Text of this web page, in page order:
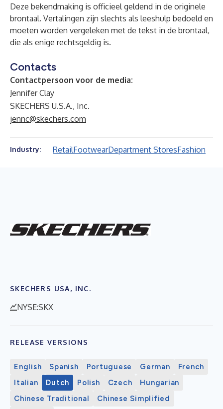
Deze bekendmaking is officieel geldend in de originele
brontaal. Vertalingen zijn slechts als leeshulp bedoeld en
moeten worden vergeleken met de tekst in de brontaal,
die als enige rechtsgeldig is.
Contacts
Contactpersoon voor de media:
Jennifer Clay
SKECHERS U.S.A., Inc.
jennc@skechers.com
Industry: RetailFootwearDepartment StoresFashion
SKECHERS USA, INC.
NYSE:SKX
RELEASE VERSIONS
English Spanish Portuguese German
French
Italian
Dutch Polish Czech
Hungarian
Chinese Traditional
Chinese Simplified